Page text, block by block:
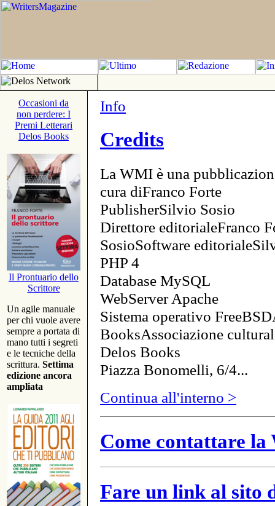
Occasioni da
non perdere: I
Premi Letterari
Delos Books
Il Prontuario dello
Scrittore
Un agile manuale
per chi vuole avere
sempre a portata di
mano tutti i segreti
e le tecniche della
scrittura. Settima
edizione ancora
ampliata
Info
Credits
La WMI è una
cura diFranco Forte
PublisherSilvio Sosio
Direttore editorialeFranco
SosioSoftware
PHP 4
Database MySQL
WebServer Apache
Sistema operativo
BooksAssociazione
Delos Books
Piazza Bonomelli, 6/4...
Continua all'interno >
Come contattare
Fare un link al sito